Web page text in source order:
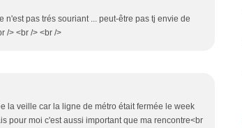
n'est pas trés souriant ... peut-être pas tj envie de
/> <br /> <br />
la veille car la ligne de métro était fermée le week
pour moi c'est aussi important que ma rencontre<br